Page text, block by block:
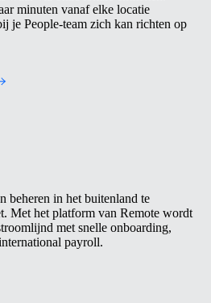
minuten vanaf elke locatie
je People-team zich kan richten op
beheren in het buitenland te
Met het platform van Remote wordt
met snelle onboarding,
payroll.